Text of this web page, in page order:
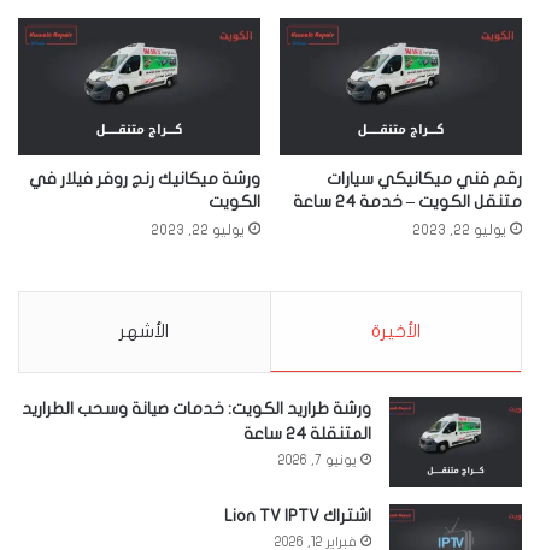
رقم فني ميكانيكي سيارات
متنقل الكويت – خدمة 24 ساعة
يوليو 22, 2023
ورشة ميكانيك رنج روفر فيلار في
الكويت
يوليو 22, 2023
الأخيرة الأشهر
ورشة طراريد الكويت: خدمات صيانة وسحب الطراريد
المتنقلة 24 ساعة
يونيو 7, 2026
اشتراك Lion TV IPTV
فبراير 12, 2026